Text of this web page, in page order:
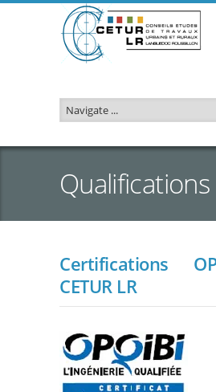
Qualifications
Certifications
CETUR LR